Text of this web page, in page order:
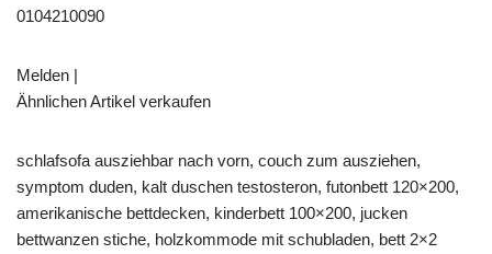
0104210090
Melden |
Ähnlichen Artikel verkaufen
schlafsofa ausziehbar nach vorn, couch zum ausziehen,
symptom duden, kalt duschen testosteron, futonbett 120×200,
amerikanische bettdecken, kinderbett 100×200, jucken
bettwanzen stiche, holzkommode mit schubladen, bett 2×2